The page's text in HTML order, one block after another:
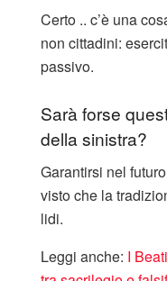
Certo .. c’è una
non cittadini:
passivo.
Sarà forse
della sinistra?
Garantirsi nel
visto che la
lidi.
Leggi anche: I